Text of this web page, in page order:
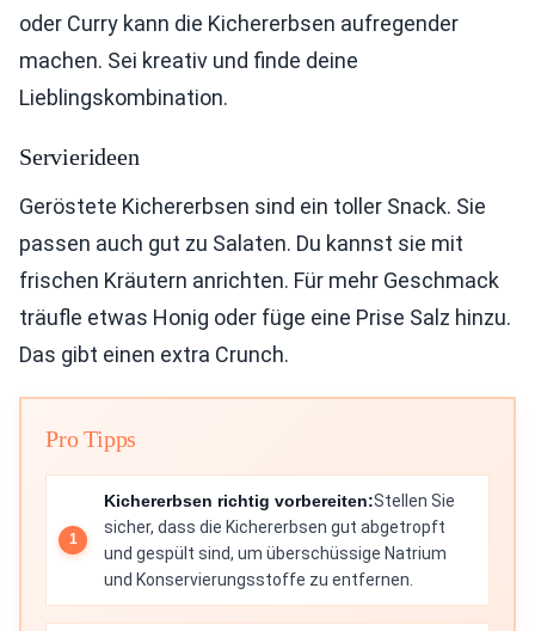
oder Curry kann die Kichererbsen aufregender
machen. Sei kreativ und finde deine
Lieblingskombination.
Servierideen
Geröstete Kichererbsen sind ein toller Snack. Sie
passen auch gut zu Salaten. Du kannst sie mit
frischen Kräutern anrichten. Für mehr Geschmack
träufle etwas Honig oder füge eine Prise Salz hinzu.
Das gibt einen extra Crunch.
Pro Tipps
Kichererbsen richtig vorbereiten:Stellen Sie
sicher, dass die Kichererbsen gut abgetropft
und gespült sind, um überschüssige Natrium
und Konservierungsstoffe zu entfernen.